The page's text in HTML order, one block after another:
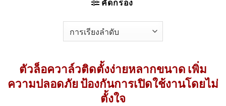
คัดกรอง
ตัวล็อควาล์วติดตั้งง่ายหลากขนาด เพิ่ม
ความปลอดภัย ป้องกันการเปิดใช้งานโดยไม่
ตั้งใจ